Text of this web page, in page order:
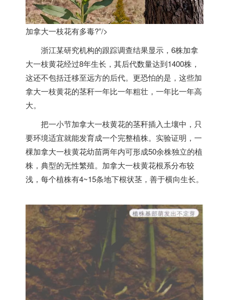
加拿大一枝花有多毒?”/>
浙江某研究机构的跟踪调查结果显示，6株加拿
大一枝黄花经过8年生长，其后代数量达到1400株，
这还不包括迁移至远方的后代。更恐怕的是，这些加
拿大一枝黄花的茎秆一年比一年粗壮，一年比一年高
大。
把一小节加拿大一枝黄花的茎秆插入土壤中，只
要环境适宜就能发育成一个完整植株。实验证明，一
棵加拿大一枝黄花幼苗两年内可形成50余株独立的植
株，典型的无性繁殖。 加拿大一枝黄花根系分布较
浅，每个植株有4~15条地下根状茎，善于横向生长。